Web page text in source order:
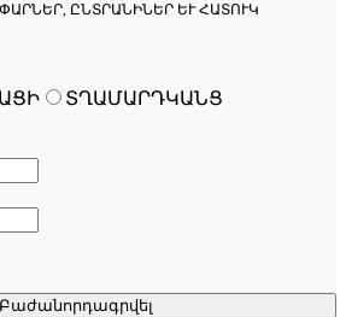
ԸՆՏՐԱՆԻՆԵՐ ԵՒ ՀԱՏՈՒԿ Ա
Բաժանորդագրվել
ՏՂԱՄԱՐԴԿԱՆՑ